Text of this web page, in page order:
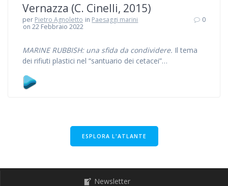
Vernazza (C. Cinelli, 2015)
per Pietro Agnoletto in Paesaggi marini
on 22 Febbraio 2022
0
MARINE RUBBISH: una sfida da condividere. Il tema
dei rifiuti plastici nel “santuario dei cetacei”…
ESPLORA L'ATLANTE
Newsletter